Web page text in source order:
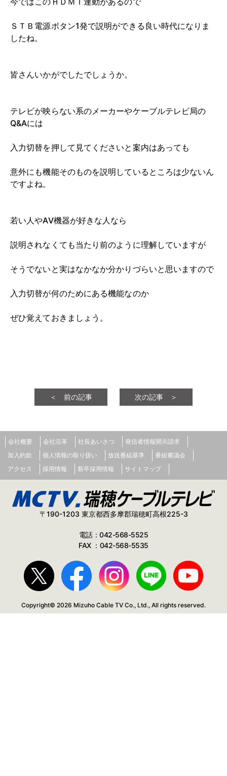
ＳＴＢ電源ボタン1発で説明ができる良い時代になりま
したね。
皆さんいかがでしたでしょうか。
テレビが映らない系のメーカーやケーブルテレビ局の
Q&Aには
入力切替を押して見てくださいと案内はあっても
意外にも機能そのものを説明しているところは少ないん
ですよね。
若い人やAV機器が好きな人なら
説明されなくても当たり前のように理解していますが
そうでないと実はなかなか分かりづらいと思いますので
入力切替が何のためにある機能なのか
ぜひ覚えておきましょう。
＜ 前の記事 次の記事 ＞
会社概要 会社沿革 社長あいさつ
発信者情報開示請求
加入約款
個人情報の取り扱い 放送番組基準
番組審議会
アクセス
採用情報 新卒採用情報 サイトマップ
〒190-1203 東京都西多摩郡瑞穂町高根225-3
電話：042-568-5525
FAX ：042-568-5535
Copyright© 2026 Mizuho Cable TV Co., Ltd., All rights reserved.